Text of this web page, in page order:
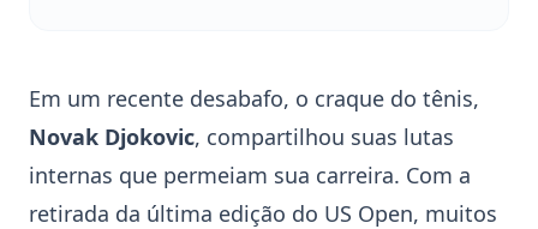
Em um recente desabafo, o craque do tênis,
Novak Djokovic, compartilhou suas lutas
internas que permeiam sua carreira. Com a
retirada da última edição do US Open, muitos